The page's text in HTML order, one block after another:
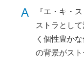
A
『エ・キ・
ストラとし
く個性豊か
の背景がスト